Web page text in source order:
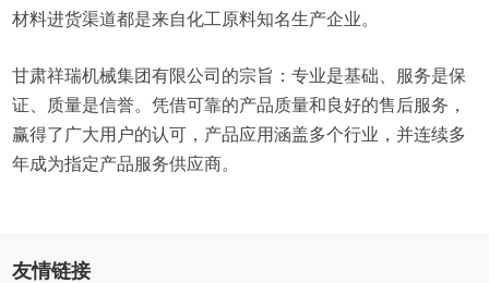
材料进货渠道都是来自化工原料知名生产企业。
甘肃祥瑞机械集团有限公司的宗旨：专业是基础、服务是保
证、质量是信誉。凭借可靠的产品质量和良好的售后服务，
赢得了广大用户的认可，产品应用涵盖多个行业，并连续多
年成为指定产品服务供应商。
友情链接